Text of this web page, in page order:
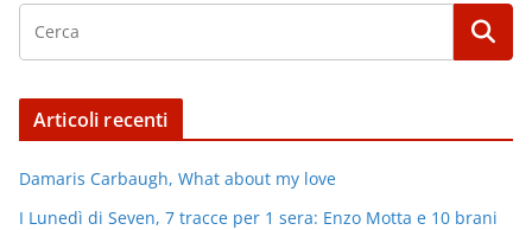
Articoli recenti
Damaris Carbaugh, What about my love
I Lunedì di Seven, 7 tracce per 1 sera: Enzo Motta e 10 brani